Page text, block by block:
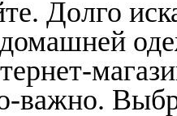
Долго
важно.